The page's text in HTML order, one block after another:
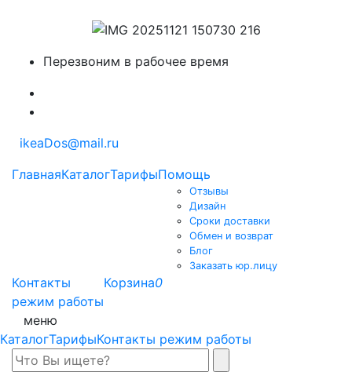
Перезвоним в рабочее время
ikeaDos@mail.ru
ГлавнаяКаталогТарифыПомощь
Отзывы
Дизайн
Сроки доставки
Обмен и возврат
Блог
Заказать юр.лицу
Контакты
режим работы
Корзина0
меню
КаталогТарифыКонтакты режим работы